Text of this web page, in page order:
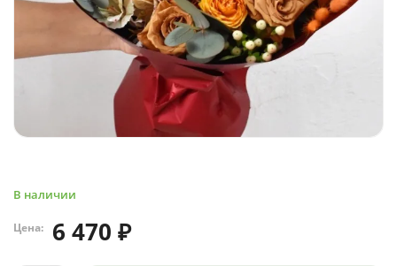
В наличии
Цена: 6 470 ₽